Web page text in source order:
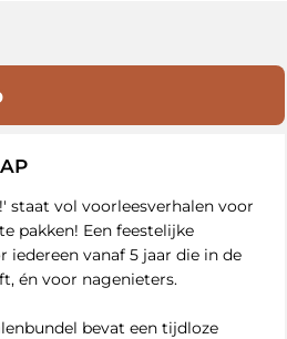
staat vol voorleesverhalen voor
pakken! Een feestelijke
iedereen vanaf 5 jaar die in de
én voor nagenieters.
bevat een tijdloze